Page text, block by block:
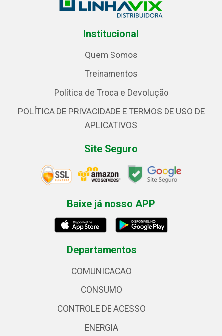
Institucional
Quem Somos
Treinamentos
Política de Troca e Devolução
POLÍTICA DE PRIVACIDADE E TERMOS DE USO DE
APLICATIVOS
Site Seguro
Baixe já nosso APP
Departamentos
COMUNICACAO
CONSUMO
CONTROLE DE ACESSO
ENERGIA